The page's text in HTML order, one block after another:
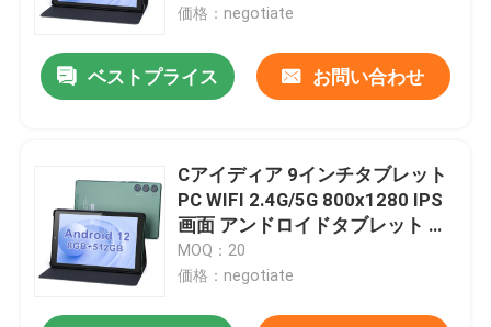
(グレー)
価格：negotiate
ベストプライス お問い合わせ
Cアイディア 9インチタブレット
PC WIFI 2.4G/5G 800x1280 IPS
画面 アンドロイドタブレット 電
話通話サポート デュアルカメラ
付き ((緑)
MOQ：20
価格：negotiate